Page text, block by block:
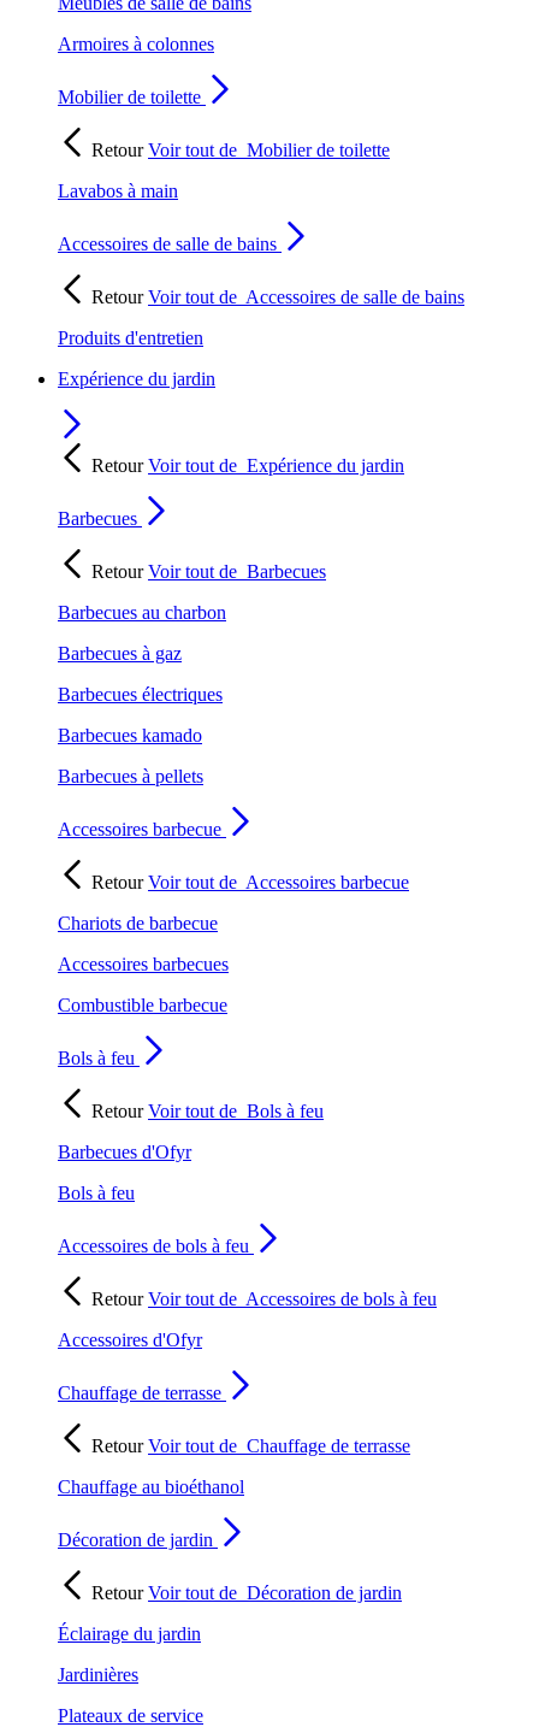
Armoires à colonnes
Mobilier de toilette
RetourVoir tout de Mobilier de toilette
Lavabos à main
Accessoires de salle de bains
RetourVoir tout de Accessoires de salle de bains
Produits d'entretien
Expérience du jardin
RetourVoir tout de Expérience du jardin
Barbecues
RetourVoir tout de Barbecues
Barbecues au charbon
Barbecues à gaz
Barbecues électriques
Barbecues kamado
Barbecues à pellets
Accessoires barbecue
RetourVoir tout de Accessoires barbecue
Chariots de barbecue
Accessoires barbecues
Combustible barbecue
Bols à feu
RetourVoir tout de Bols à feu
Barbecues d'Ofyr
Bols à feu
Accessoires de bols à feu
RetourVoir tout de Accessoires de bols à feu
Accessoires d'Ofyr
Chauffage de terrasse
RetourVoir tout de Chauffage de terrasse
Chauffage au bioéthanol
Décoration de jardin
RetourVoir tout de Décoration de jardin
Éclairage du jardin
Jardinières
Plateaux de service